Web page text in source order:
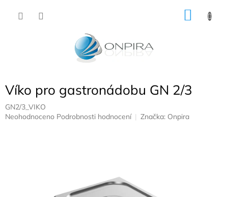
Víko pro gastronádobu GN 2/3
GN2/3_VIKO
Průměrné
Neohodnoceno Podrobnosti hodnocení Značka: Onpira